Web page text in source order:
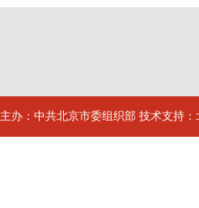
主办：中共北京市委组织部 技术支持